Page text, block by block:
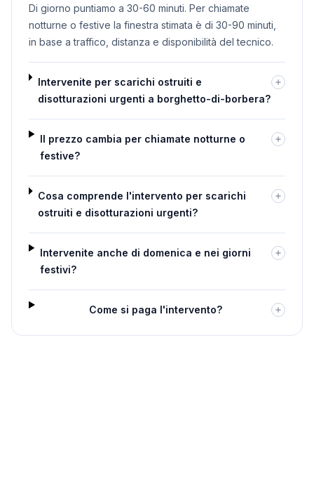
Di giorno puntiamo a 30-60 minuti. Per chiamate
notturne o festive la finestra stimata è di 30-90 minuti,
in base a traffico, distanza e disponibilità del tecnico.
Intervenite per scarichi ostruiti e
disotturazioni urgenti a borghetto-di-borbera?
Il prezzo cambia per chiamate notturne o
festive?
Cosa comprende l'intervento per scarichi
ostruiti e disotturazioni urgenti?
Intervenite anche di domenica e nei giorni
festivi?
Come si paga l'intervento?